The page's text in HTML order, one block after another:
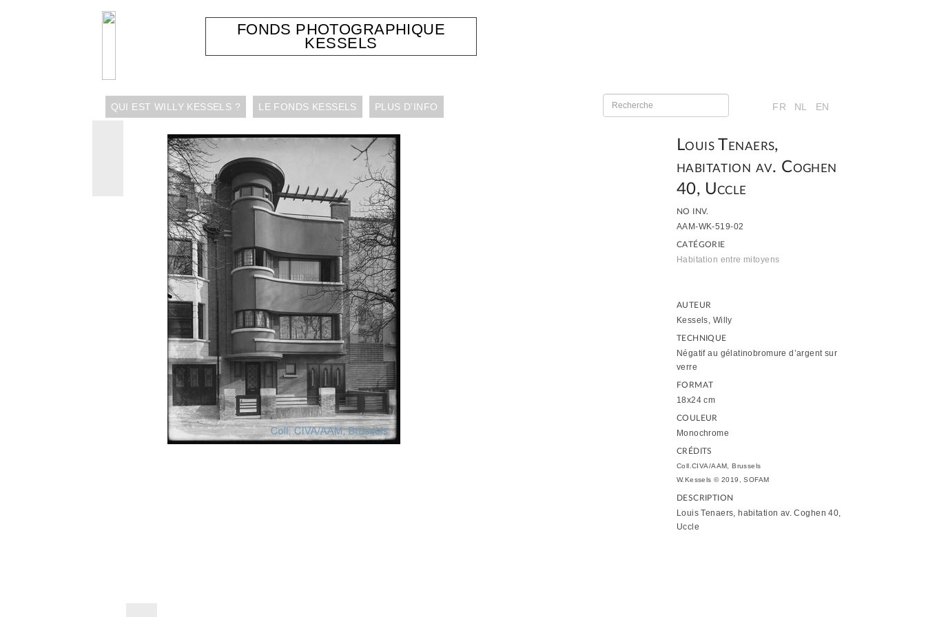
FONDS PHOTOGRAPHIQUE
KESSELS
FR NL EN
QUI EST WILLY KESSELS ? LE FONDS KESSELS PLUS D’INFO
Louis Tenaers,
habitation av. Coghen
40, Uccle
NO INV.
AAM-WK-519-02
CATÉGORIE
Habitation entre mitoyens
AUTEUR
Kessels, Willy
TECHNIQUE
Négatif au gélatinobromure d’argent sur
verre
FORMAT
18x24 cm
COULEUR
Monochrome
CRÉDITS
Coll.CIVA/AAM, Brussels
W.Kessels © 2019, SOFAM
DESCRIPTION
Louis Tenaers, habitation av. Coghen 40,
Uccle